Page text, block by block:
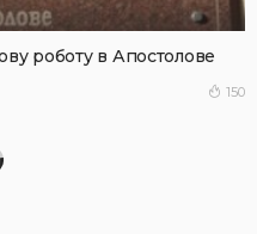
роботу в Апостолове
150